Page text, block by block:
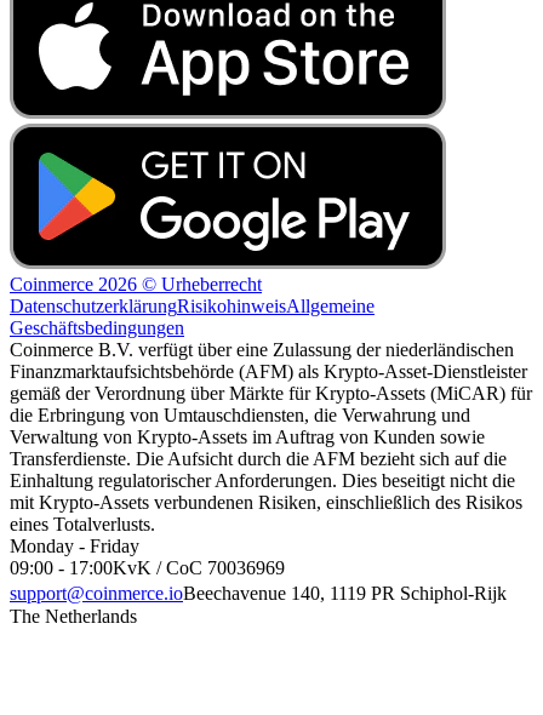
Coinmerce 2026 © Urheberrecht
DatenschutzerklärungRisikohinweisAllgemeine
Geschäftsbedingungen
Coinmerce B.V. verfügt über eine Zulassung der niederländischen
Finanzmarktaufsichtsbehörde (AFM) als Krypto-Asset-Dienstleister
gemäß der Verordnung über Märkte für Krypto-Assets (MiCAR) für
die Erbringung von Umtauschdiensten, die Verwahrung und
Verwaltung von Krypto-Assets im Auftrag von Kunden sowie
Transferdienste. Die Aufsicht durch die AFM bezieht sich auf die
Einhaltung regulatorischer Anforderungen. Dies beseitigt nicht die
mit Krypto-Assets verbundenen Risiken, einschließlich des Risikos
eines Totalverlusts.
Monday - Friday
09:00 - 17:00KvK / CoC 70036969
support@coinmerce.ioBeechavenue 140, 1119 PR Schiphol-Rijk
The Netherlands